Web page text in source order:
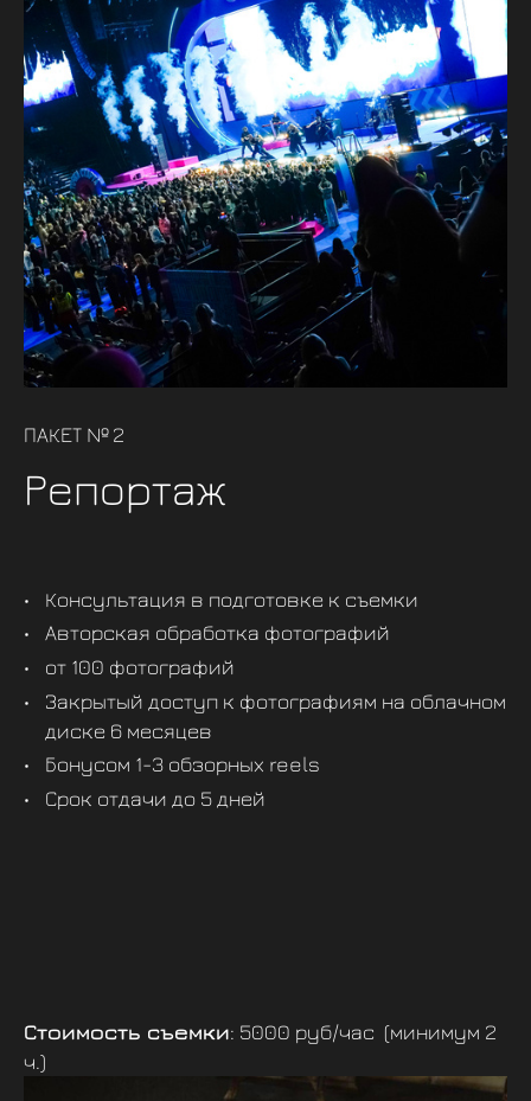
ПАКЕТ № 2
Репортаж
Консультация в подготовке к съемки
Авторская обработка фотографий
от 100 фотографий
Закрытый доступ к фотографиям на облачном
диске 6 месяцев
Бонусом 1-3 обзорных reels
Срок отдачи до 5 дней
Стоимость съемки: 5000 руб/час (минимум 2
ч.)